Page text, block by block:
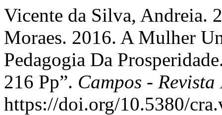
Vicente da Silva, Andreia.
Moraes. 2016. A Mulher
Pedagogia Da
216 Pp”. Campos -
https://doi.org/10.5380/